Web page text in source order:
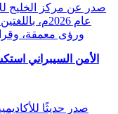
صدر عن مركز الخليج
عام 2026م،
ورؤى معمقة،
الأمن السيبراني